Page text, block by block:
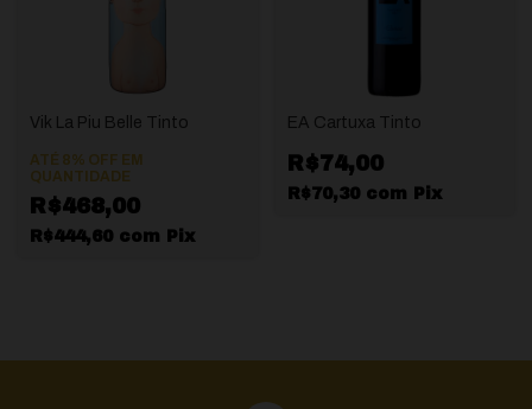
Vik La Piu Belle Tinto
ATÉ 8% OFF EM
QUANTIDADE
R$468,00
R$444,60 com Pix
EA Cartuxa Tinto
R$74,00
R$70,30 com Pix